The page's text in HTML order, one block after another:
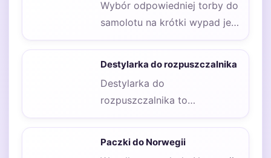
Wybór odpowiedniej torby do
samolotu na krótki wypad jest
kluczowy, aby zapewnić sobie
Destylarka do rozpuszczalnika
Destylarka do
rozpuszczalnika to
urządzenie, które
destylacji do oddzielania
Paczki do Norwegii